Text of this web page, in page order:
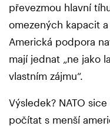
převezmou hlavní
omezených kapacit
Americká podpora
mají jednat „ne jako
vlastním zájmu“.
Výsledek? NATO
počítat s menší